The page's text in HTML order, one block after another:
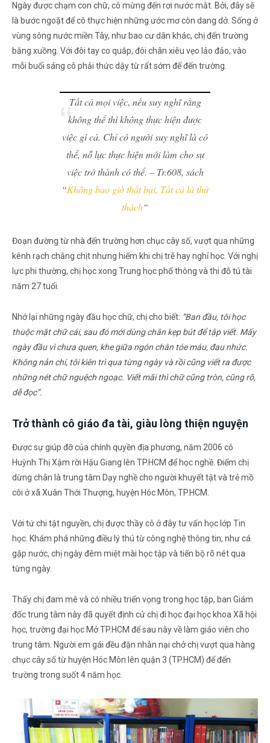
Ngày được chạm con chữ, cô mừng đến rơi nước mắt. Bởi, đây sẽ
là bước ngoặt để cô thực hiện những ước mơ còn dang dở. Sống ở
vùng sông nước miền Tây, như bao cư dân khác, chị đến trường
bằng xuồng. Với đôi tay co quắp, đôi chân xiêu vẹo lảo đảo, vào
mỗi buổi sáng cô phải thức dậy từ rất sớm để đến trường.
Tất cả mọi việc, nếu suy nghĩ rằng
không thể thì không thực hiện được
việc gì cả. Chỉ có người suy nghĩ là có
thể, nỗ lực thực hiện mới làm cho sự
việc trở thành có thể. – Tr.608, sách
“Không bao giờ thất bại, Tất cả là thử
thách“
Đoạn đường từ nhà đến trường hơn chục cây số, vượt qua những
kênh rạch chằng chịt nhưng hiếm khi chị trễ hay nghỉ học. Với nghị
lực phi thường, chị học xong Trung học phổ thông và thi đỗ tú tài
năm 27 tuổi.
Nhớ lại những ngày đầu học chữ, chị cho biết: “Ban đầu, tôi học
thuộc mặt chữ cái, sau đó mới dùng chân kẹp bút để tập viết. Mấy
ngày đầu vì chưa quen, khe giữa ngón chân tóe máu, đau nhức.
Không nản chí, tôi kiên trì qua từng ngày và rồi cũng viết ra được
những nét chữ nguệch ngoạc. Viết mãi thì chữ cũng tròn, cũng rõ,
dễ đọc”.
Trở thành cô giáo đa tài, giàu lòng thiện nguyện
Được sự giúp đỡ của chính quyền địa phương, năm 2006 cô
Huỳnh Thị Xậm rời Hậu Giang lên TP.HCM để học nghề. Điểm chị
dừng chân là trung tâm Dạy nghề cho người khuyết tật và trẻ mồ
côi ở xã Xuân Thới Thượng, huyện Hóc Môn, TP.HCM.
Với tứ chi tật nguyền, chị được thầy cô ở đây tư vấn học lớp Tin
học. Khám phá những điều lý thú từ công nghệ thông tin, như cá
gặp nước, chị ngày đêm miệt mài học tập và tiến bộ rõ nét qua
từng ngày.
Thấy chị đam mê và có nhiều triển vọng trong học tập, ban Giám
đốc trung tâm này đã quyết định cử chị đi học đại học khoa Xã hội
học, trường đại học Mở TP.HCM để sau này về làm giáo viên cho
trung tâm. Người em gái đều đặn nhẫn nại chở chị vượt qua hàng
chục cây số từ huyện Hóc Môn lên quận 3 (TP.HCM) để đến
trường trong suốt 4 năm học.